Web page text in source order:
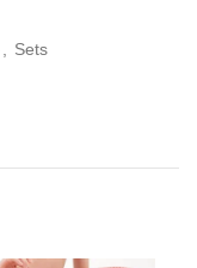
Sets